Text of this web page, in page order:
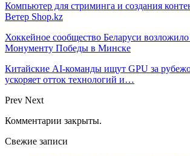
Компьютер для стриминга и создания
Ветер Shop.kz
Хоккейное сообщество Беларуси
Монументу Победы в Минске
Китайские AI-команды ищут GPU за
ускоряет отток технологий и…
Prev Next
Комментарии закрыты.
Свежие записи